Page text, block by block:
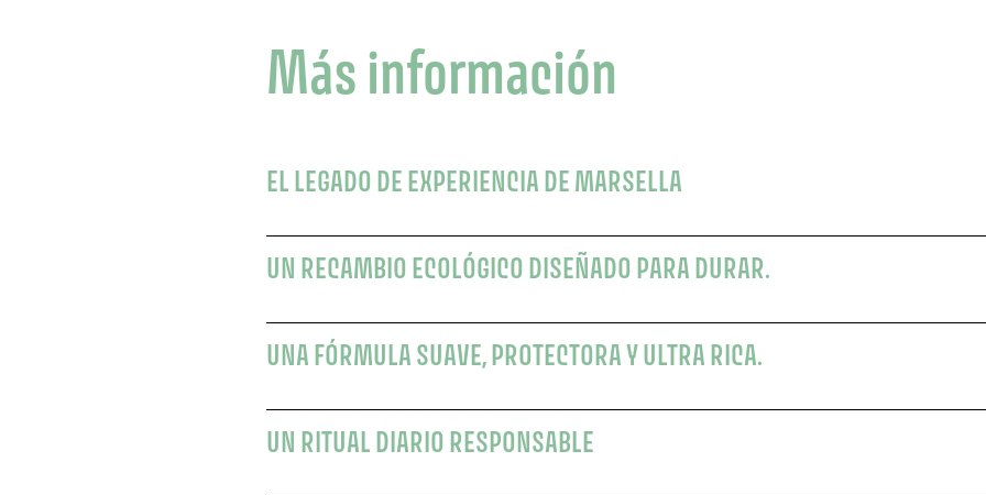
Más información
EL LEGADO DE EXPERIENCIA DE MARSELLA
UN RECAMBIO ECOLÓGICO DISEÑADO PARA DURAR.
UNA FÓRMULA SUAVE, PROTECTORA Y ULTRA RICA.
UN RITUAL DIARIO RESPONSABLE